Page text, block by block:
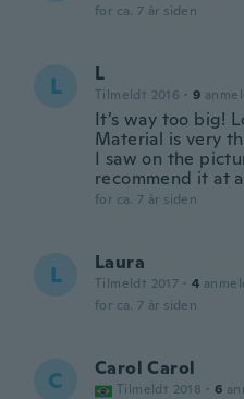
for ca. 7 år siden
L L
Tilmeldt 2016 · 9
It’s way too big!
Material is very
I saw on the
recommend it at
for ca. 7 år siden
L Laura
Tilmeldt 2017 · 4
for ca. 7 år siden
C Carol Carol
Tilmeldt 2018 · 6